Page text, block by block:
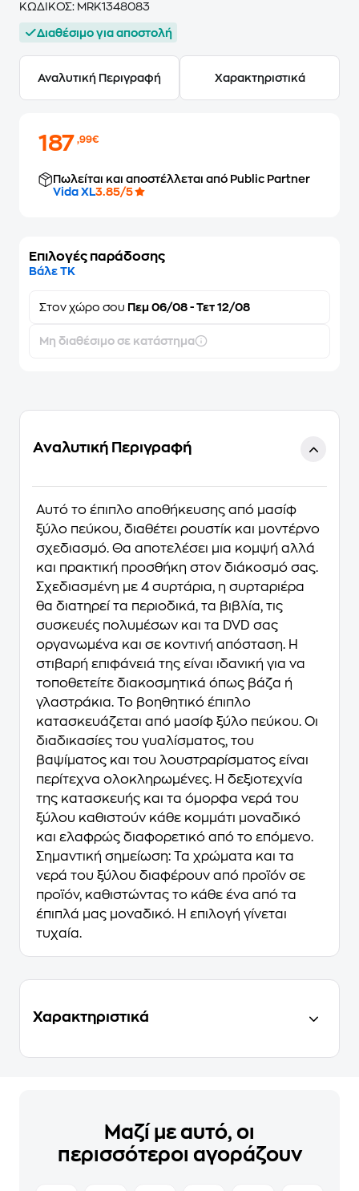
ΚΩΔΙΚΟΣ: MRK1348083
Διαθέσιμο για αποστολή
Αναλυτική Περιγραφή Χαρακτηριστικά
187,99€
Πωλείται και αποστέλλεται από Public Partner
Vida XL3.85/5
Επιλογές παράδοσης
Βάλε ΤΚ
Στον χώρο σου Πεμ 06/08 - Τετ 12/08
Μη διαθέσιμο σε κατάστημα
Αναλυτική Περιγραφή
Αυτό το έπιπλο αποθήκευσης από μασίφ
ξύλο πεύκου, διαθέτει ρουστίκ και μοντέρνο
σχεδιασμό. Θα αποτελέσει μια κομψή αλλά
και πρακτική προσθήκη στον διάκοσμό σας.
Σχεδιασμένη με 4 συρτάρια, η συρταριέρα
θα διατηρεί τα περιοδικά, τα βιβλία, τις
συσκευές πολυμέσων και τα DVD σας
οργανωμένα και σε κοντινή απόσταση. Η
στιβαρή επιφάνειά της είναι ιδανική για να
τοποθετείτε διακοσμητικά όπως βάζα ή
γλαστράκια. Το βοηθητικό έπιπλο
κατασκευάζεται από μασίφ ξύλο πεύκου. Οι
διαδικασίες του γυαλίσματος, του
βαψίματος και του λουστραρίσματος είναι
περίτεχνα ολοκληρωμένες. Η δεξιοτεχνία
της κατασκευής και τα όμορφα νερά του
ξύλου καθιστούν κάθε κομμάτι μοναδικό
και ελαφρώς διαφορετικό από το επόμενο.
Σημαντική σημείωση: Τα χρώματα και τα
νερά του ξύλου διαφέρουν από προϊόν σε
προϊόν, καθιστώντας το κάθε ένα από τα
έπιπλά μας μοναδικό. Η επιλογή γίνεται
τυχαία.
Χαρακτηριστικά
Μαζί με αυτό, οι
περισσότεροι αγοράζουν